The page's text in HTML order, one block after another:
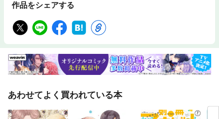
作品をシェアする
あわせてよく買われている本